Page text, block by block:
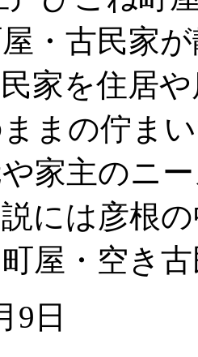
・古民家
家を住居
ままの佇ま
や家主のニ
には彦根
町屋・空き
9日